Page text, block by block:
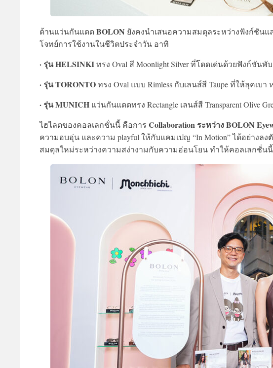
ด้านแว่นกันแดดBOLON ยังคงนำเสนอความสมดุลระหว่างฟังก์ชัน
โจทย์การใช้งานในชีวิตประจำวัน อาทิ
· รุ่น HELSINKIทรง Oval สี Moonlight Silver ที่โดดเด่นด้วยฟังก์ชันพั
· รุ่น TORONTOทรง Oval แบบ Rimless กับเลนส์สี Taupe ที่ให้ลุคเบ
· รุ่น MUNICH แว่นกันแดดทรง Rectangle เลนส์สี Transparent Olive
ไฮไลตของคอลเลกชั่นนี้ คือการ Collaboration ระหว่าง BOLON
ความอบอุ่น และความ playful ให้กับแคมเปญ “In Motion” ได้อย่างลง
สมดุลใหม่ระหว่างความสง่างามกับความอ่อนโยน ทำให้คอลเลกชั่